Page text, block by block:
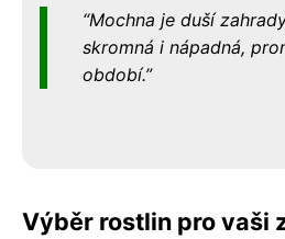
Mochna je duší
skromná i nápadná,
období.
Výběr rostlin pro vaši